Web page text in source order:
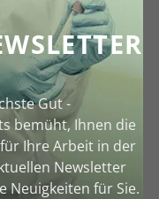
Gut -
bemüht, Ihnen die
Ihre Arbeit in der
Newsletter
Neuigkeiten für Sie.